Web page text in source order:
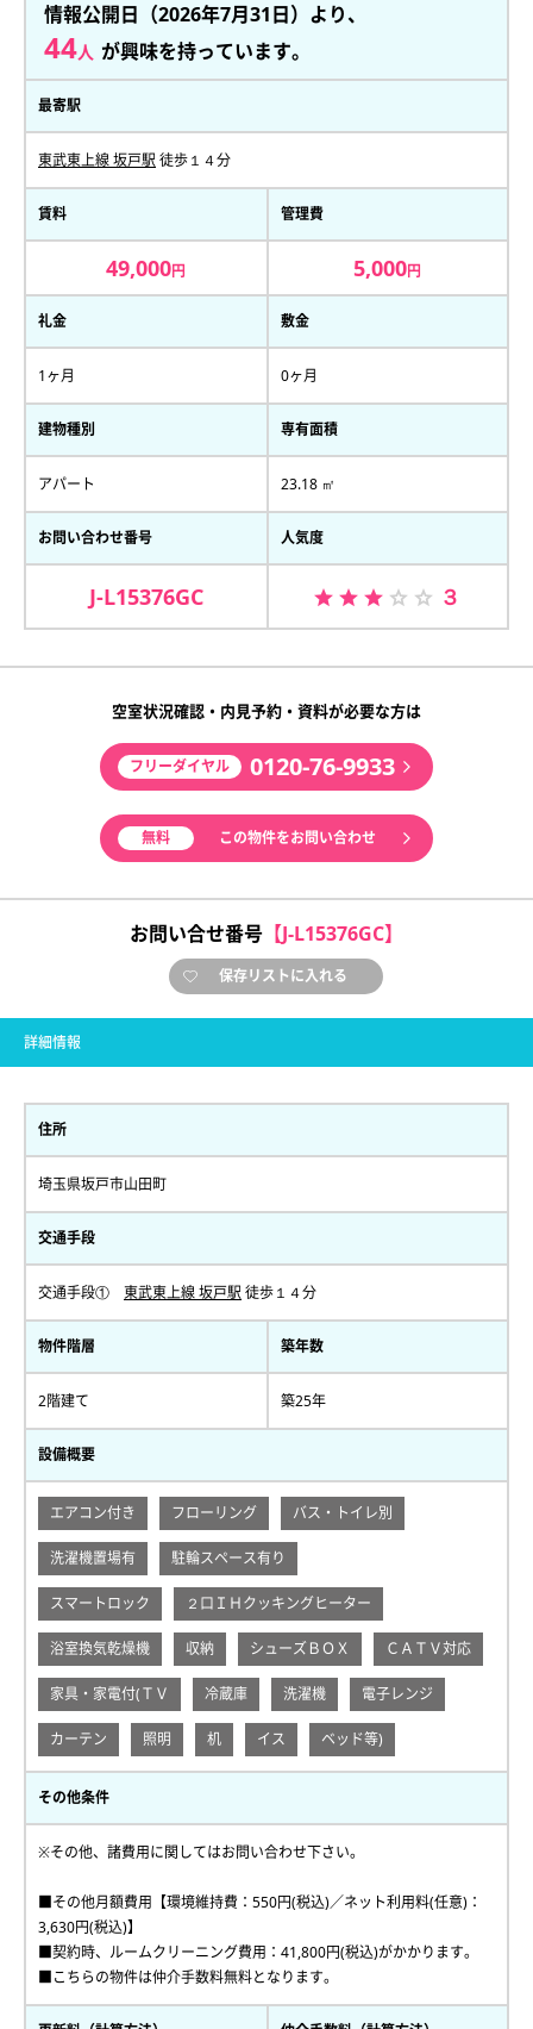
情報公開日（2026年7月31日）より、
44人 が興味を持っています。
最寄駅
東武東上線 坂戸駅 徒歩１４分
賃料
49,000円
管理費
5,000円
礼金
1ヶ月
敷金
0ヶ月
建物種別
アパート
専有面積
23.18 ㎡
お問い合わせ番号
J-L15376GC
人気度
３
空室状況確認・内見予約・資料が必要な方は
フリーダイヤル 0120-76-9933
無料 この物件をお問い合わせ
お問い合せ番号 【J-L15376GC】
保存リストに入れる
詳細情報
住所
埼玉県坂戸市山田町
交通手段
交通手段① 東武東上線 坂戸駅 徒歩１４分
物件階層
2階建て
築年数
築25年
設備概要
エアコン付き フローリング バス・トイレ別
洗濯機置場有 駐輪スペース有り
スマートロック ２口ＩＨクッキングヒーター
浴室換気乾燥機 収納 シューズＢＯＸ ＣＡＴＶ対応
家具・家電付(ＴＶ 冷蔵庫 洗濯機 電子レンジ
カーテン 照明 机 イス ベッド等)
その他条件
※その他、諸費用に関してはお問い合わせ下さい。
■その他月額費用【環境維持費：550円(税込)／ネット利用料(任意)：
3,630円(税込)】
■契約時、ルームクリーニング費用：41,800円(税込)がかかります。
■こちらの物件は仲介手数料無料となります。